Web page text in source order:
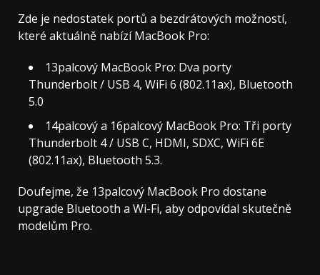
Zde je nedostatek portů a bezdrátových možností,
které aktuálně nabízí MacBook Pro:
13palcový MacBook Pro: Dva porty
Thunderbolt / USB 4, WiFi 6 (802.11ax), Bluetooth
5.0
14palcový a 16palcový MacBook Pro: Tři porty
Thunderbolt 4 / USB C, HDMI, SDXC, WiFi 6E
(802.11ax), Bluetooth 5.3.
Doufejme, že 13palcový MacBook Pro dostane
upgrade Bluetooth a Wi-Fi, aby odpovídal skutečně
modelům Pro.